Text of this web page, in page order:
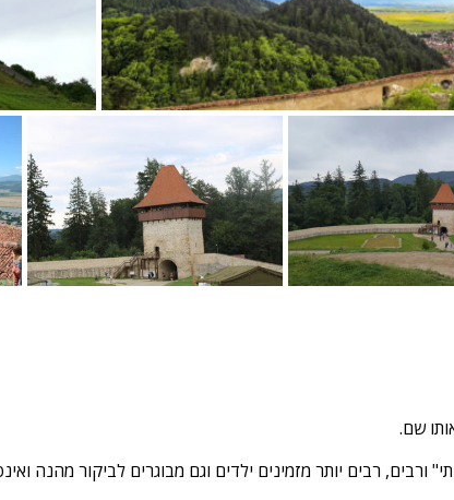
שם.
ורבים, רבים יותר מזמינים ילדים וגם מבוגרים לביקור מהנה